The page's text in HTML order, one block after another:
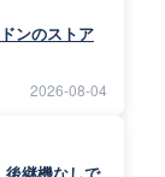
ンのストア
2026-08-04